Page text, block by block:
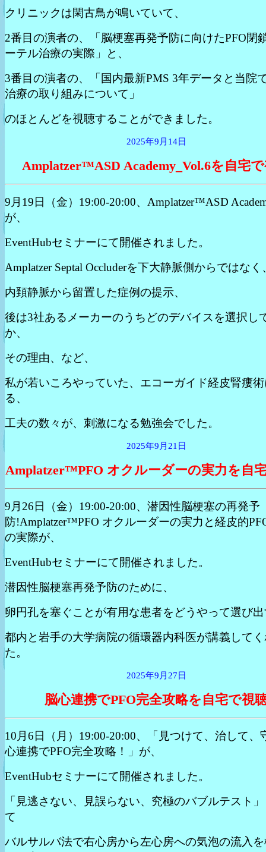
クリニックは閑古鳥が鳴いていて、
2番目の演者の、「脳梗塞再発予防に向けたPFO閉
ーテル治療の実際」と、
3番目の演者の、「国内最新PMS 3年データと当院
治療の取り組みについて」
のほとんどを視聴することができました。
2025年9月14日
Amplatzer™ASD Academy_Vol.6を自宅
9月19日（金）19:00-20:00、Amplatzer™ASD
が、
EventHubセミナーにて開催されました。
Amplatzer Septal Occluderを下大静脈側からではなく
内頚静脈から留置した症例の提示、
後は3社あるメーカーのうちどのデバイスを選択し
か、
その理由、など、
私が若いころやっていた、エコーガイド経皮腎瘻
る、
工夫の数々が、刺激になる勉強会でした。
2025年9月21日
Amplatzer™PFO オクルーダーの実力を自
9月26日（金）19:00-20:00、潜因性脳梗塞の再発予
防!Amplatzer™PFO オクルーダーの実力と経皮的
の実際が、
EventHubセミナーにて開催されました。
潜因性脳梗塞再発予防のために、
卵円孔を塞ぐことが有用な患者をどうやって選び
都内と岩手の大学病院の循環器内科医が講義して
た。
2025年9月27日
脳心連携でPFO完全攻略を自宅で視
10月6日（月）19:00-20:00、「見つけて、治して、
心連携でPFO完全攻略！」が、
EventHubセミナーにて開催されました。
「見逃さない、見誤らない、究極のバブルテスト
て
バルサルバ法で右心房から左心房への気泡の流入